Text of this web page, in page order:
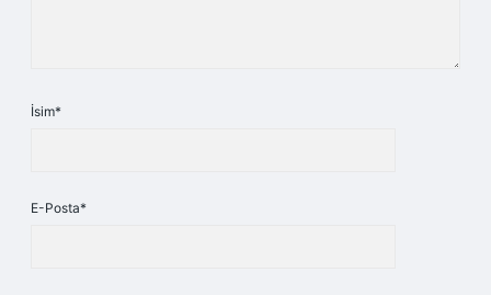
İsim*
E-Posta*